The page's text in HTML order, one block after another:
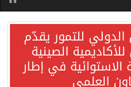
للتمور يقدّم
الصينية
الاستوائية في إطار
العلمي